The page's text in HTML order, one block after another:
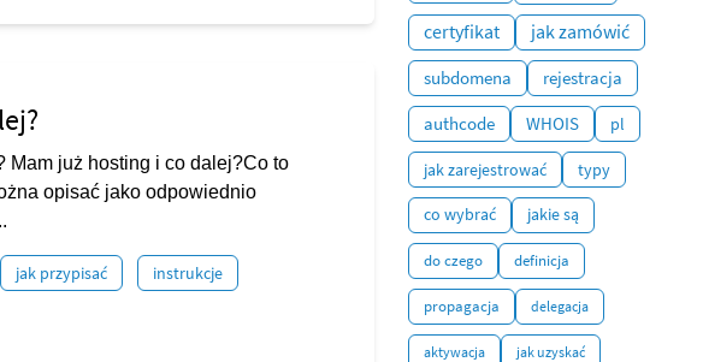
Mam już hosting i co dalej?Co to
opisać jako odpowiednio
jak przypisać instrukcje
certyfikat
jak zamówić
subdomena
rejestracja
authcode
WHOIS pl
jak zarejestrować typy
co wybrać jakie są
do czego definicja
propagacja delegacja
aktywacja jak uzyskać